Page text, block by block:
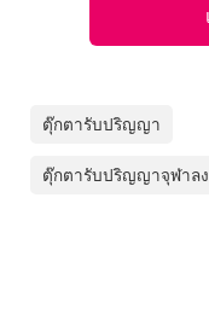
ตุ๊กตารับปริญญา
ตุ๊กตารับปริญญาจุฬาล